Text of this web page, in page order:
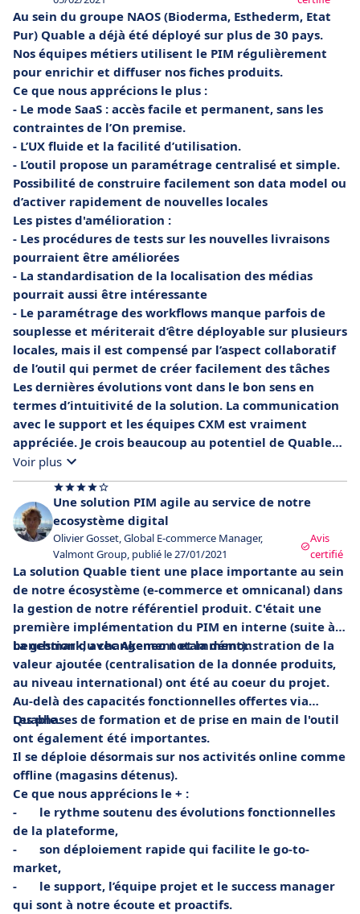
Au sein du groupe NAOS (Bioderma, Esthederm, Etat
Pur) Quable a déjà été déployé sur plus de 30 pays.
Nos équipes métiers utilisent le PIM régulièrement
pour enrichir et diffuser nos fiches produits.
Ce que nous apprécions le plus :
- Le mode SaaS : accès facile et permanent, sans les
contraintes de l’On premise.
- L’UX fluide et la facilité d’utilisation.
- L’outil propose un paramétrage centralisé et simple.
Possibilité de construire facilement son data model ou
d’activer rapidement de nouvelles locales
Les pistes d'amélioration :
- Les procédures de tests sur les nouvelles livraisons
pourraient être améliorées
- La standardisation de la localisation des médias
pourrait aussi être intéressante
- Le paramétrage des workflows manque parfois de
souplesse et mériterait d’être déployable sur plusieurs
locales, mais il est compensé par l’aspect collaboratif
de l’outil qui permet de créer facilement des tâches
Les dernières évolutions vont dans le bon sens en
termes d’intuitivité de la solution. La communication
avec le support et les équipes CXM est vraiment
appréciée. Je crois beaucoup au potentiel de Quable
PIM pour accompagner notre croissance !
Voir plus
Une solution PIM agile au service de notre
ecosystème digital
Olivier Gosset, Global E-commerce Manager,
Valmont Group, publié le 27/01/2021
Avis
certifié
La solution Quable tient une place importante au sein
de notre écosystème (e-commerce et omnicanal) dans
la gestion de notre référentiel produit. C'était une
première implémentation du PIM en interne (suite à
benchmark, avec Akeneo notamment).
La gestion du changement et la démonstration de la
valeur ajoutée (centralisation de la donnée produits,
au niveau international) ont été au coeur du projet.
Au-delà des capacités fonctionnelles offertes via
Quable.
Les phases de formation et de prise en main de l'outil
ont également été importantes.
Il se déploie désormais sur nos activités online comme
offline (magasins détenus).
Ce que nous apprécions le + :
- le rythme soutenu des évolutions fonctionnelles
de la plateforme,
- son déploiement rapide qui facilite le go-to-
market,
- le support, l’équipe projet et le success manager
qui sont à notre écoute et proactifs.